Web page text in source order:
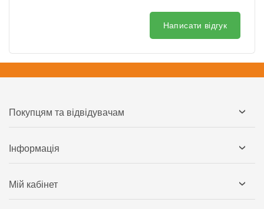
Написати відгук
Покупцям та відвідувачам
Інформація
Мій кабінет